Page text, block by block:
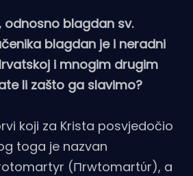
odnosno blagdan sv.
blagdan je i neradni
i mnogim drugim
li zašto ga slavimo?
koji za Krista posvjedočio
toga je nazvan
(Πrwtomartύr), a